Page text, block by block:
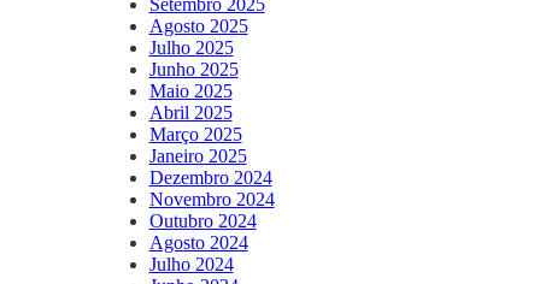
Setembro 2025
Agosto 2025
Julho 2025
Junho 2025
Maio 2025
Abril 2025
Março 2025
Janeiro 2025
Dezembro 2024
Novembro 2024
Outubro 2024
Agosto 2024
Julho 2024